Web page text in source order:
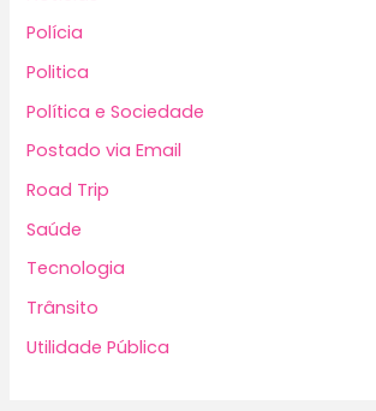
Polícia
Politica
Política e Sociedade
Postado via Email
Road Trip
Saúde
Tecnologia
Trânsito
Utilidade Pública